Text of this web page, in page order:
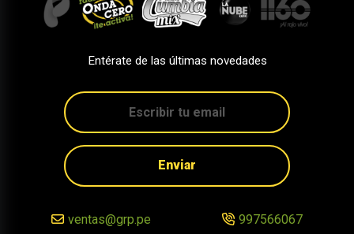
Entérate de las últimas novedades
Enviar
ventas@grp.pe 997566067